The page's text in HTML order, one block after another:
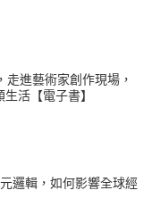
進藝術家創作現場，
活【電子書】
邏輯，如何影響全球經